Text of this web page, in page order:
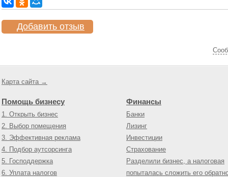
Добавить отзыв
Карта сайта →
Помощь бизнесу
1. Открыть бизнес
2. Выбор помещения
3. Эффективная реклама
4. Подбор аутсорсинга
5. Господдержка
6. Уплата налогов
Финансы
Банки
Лизинг
Инвестиции
Страхование
Разделили бизнес, а налоговая
попыталась сложить его